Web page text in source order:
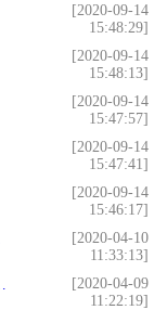
[2020-09-14
15:48:29]
[2020-09-14
15:48:13]
[2020-09-14
15:47:57]
[2020-09-14
15:47:41]
[2020-09-14
15:46:17]
[2020-04-10
11:33:13]
[2020-04-09
11:22:19]